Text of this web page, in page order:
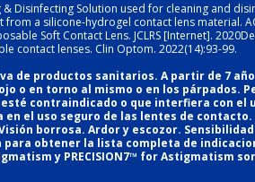
& Disinfecting Solution used for cleaning and
a silicone-hydrogel contact lens material.
Soft Contact Lens. JCLRS [Internet].
contact lenses. Clin Optom. 2022(14):93-99.
de productos sanitarios. A partir de 7
o en torno al mismo o en los párpados.
contraindicado o que interfiera con
el uso seguro de las lentes de
borrosa. Ardor y escozor.
obtener la lista completa de
y PRECISION7™ for Astigmatism